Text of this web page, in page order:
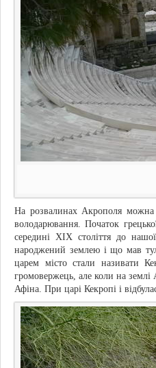
На розвалинах Акрополя можна
володарювання. Початок
середині XIX століття до
народжений землею і що мав
царем місто стали називати
громовержець, але коли на землі
Афіна. При царі Кекропі і